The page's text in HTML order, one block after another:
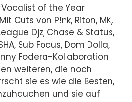
of the Year
Cuts von P!nk, Riton, MK,
Djz, Chase & Status,
Sub Focus, Dom Dolla,
Fodera-Kollaboration
weiteren, die noch
sie es wie die Besten,
und sie auf